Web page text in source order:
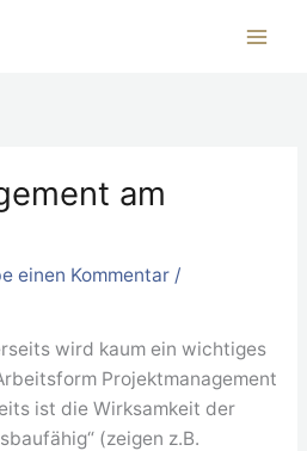
am
einen Kommentar /
wird kaum ein wichtiges
Projektmanagement
ist die Wirksamkeit der
(zeigen z.B.